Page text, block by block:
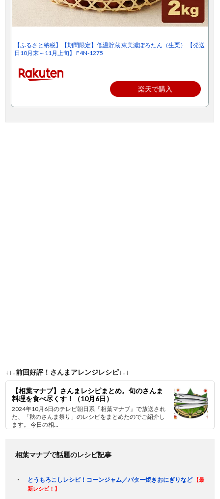
【ふるさと納税】【期間限定】低温貯蔵 東美濃ぽろたん（生栗） 【発送
日10月末～11月上旬】 F4N-1275
楽天で購入
↓↓↓前回好評！さんまアレンジレシピ↓↓↓
【相葉マナブ】さんまレシピまとめ。旬のさんま
料理を食べ尽くす！（10月6日）
2024年10月6日のテレビ朝日系『相葉マナブ』で放送され
た、「秋のさんま祭り」のレシピをまとめたのでご紹介し
ます。 今日の相...
相葉マナブで話題のレシピ記事
とうもろこしレシピ！コーンジャム／バター焼きおにぎりなど
【最
新レシピ！】